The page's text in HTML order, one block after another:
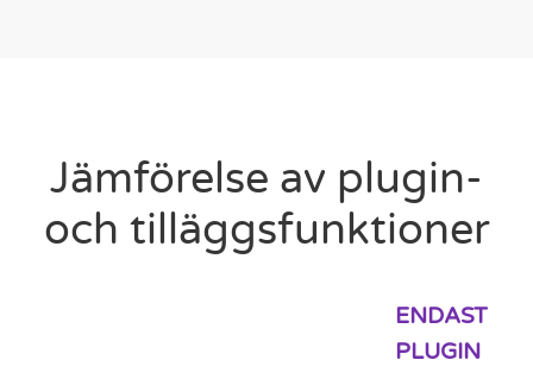
Jämförelse av plugin-
och tilläggsfunktioner
ENDAST
PLUGIN